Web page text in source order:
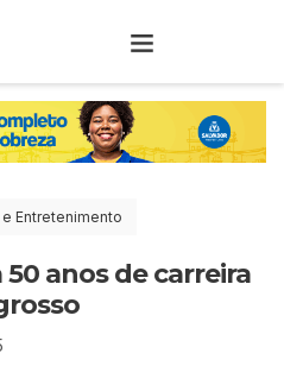
e Entretenimento
anos de carreira